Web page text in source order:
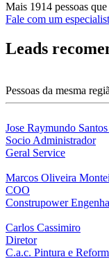
Mais 1914 pessoas
Fale com um
Leads
Pessoas da mesma
Jose Raymundo
Socio Administrador
Geral Service
Marcos Oliveira
COO
Construpower
Carlos Cassimiro
Diretor
C.a.c. Pintura e